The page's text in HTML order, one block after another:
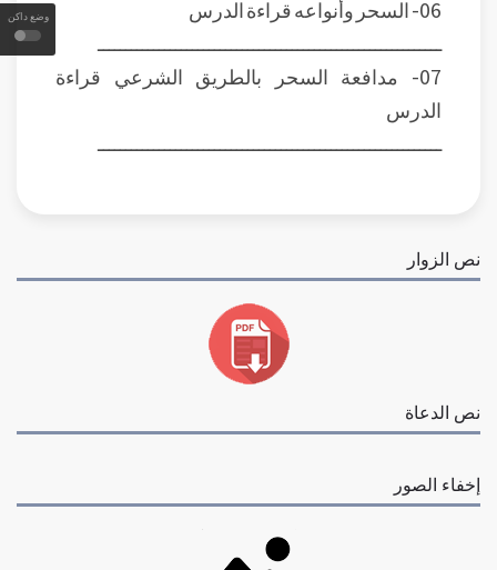
وضع داكن 06- السحر وأنواعه
قراءة الدرس
ــــــــــــــــــــــــــــــــــــــــــــــــــــــــــــــ
07- مدافعة السحر بالطريق الشرعي
قراءة
الدرس
ــــــــــــــــــــــــــــــــــــــــــــــــــــــــــــــ
نص الزوار
نص الدعاة
إخفاء الصور